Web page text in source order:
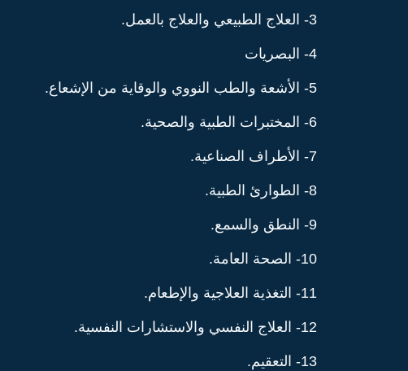
3- العلاج الطبيعي والعلاج بالعمل.
4- البصريات
5- الأشعة والطب النووي والوقاية من الإشعاع.
6- المختبرات الطبية والصحية.
7- الأطراف الصناعية.
8- الطوارئ الطبية.
9- النطق والسمع.
10- الصحة العامة.
11- التغذية العلاجية والإطعام.
12- العلاج النفسي والاستشارات النفسية.
13- التعقيم.